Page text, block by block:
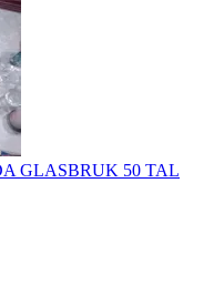
GLASBRUK 50 TAL